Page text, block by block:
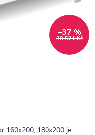
38 571 Kč
–37 %
160x200, 180x200 je